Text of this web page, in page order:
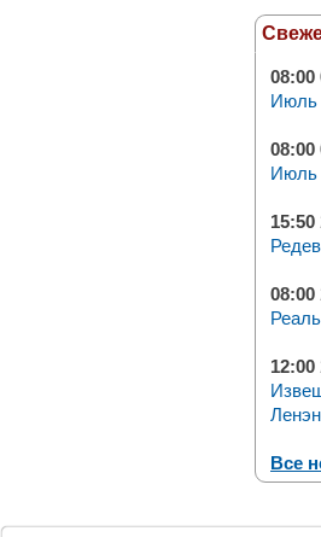
08:00
Июль
08:00
Июль
15:50
08:00
12:00
Все